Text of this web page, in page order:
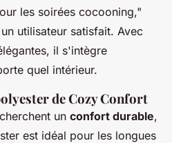
les soirées cocooning,"
utilisateur satisfait. Avec
il s'intègre
quel intérieur.
de Cozy Confort
un confort durable,
est idéal pour les longues